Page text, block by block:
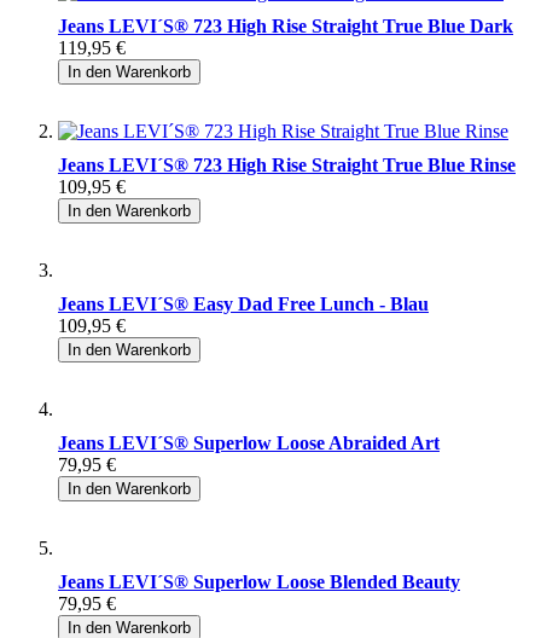
Jeans LEVI´S® 723 High Rise Straight True Blue Dark
119,95 €
In den Warenkorb
Jeans LEVI´S® 723 High Rise Straight True Blue Rinse
109,95 €
In den Warenkorb
Jeans LEVI´S® Easy Dad Free Lunch - Blau
109,95 €
In den Warenkorb
Jeans LEVI´S® Superlow Loose Abraided Art
79,95 €
In den Warenkorb
Jeans LEVI´S® Superlow Loose Blended Beauty
79,95 €
In den Warenkorb